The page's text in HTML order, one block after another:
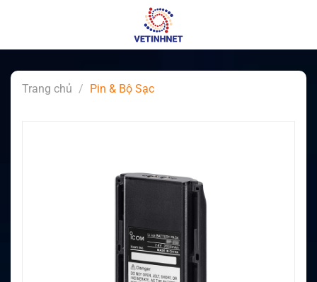
Trang chủ / Pin & Bộ Sạc